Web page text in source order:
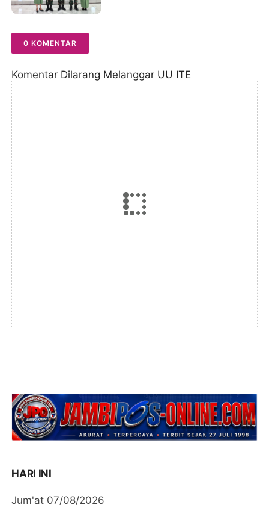
0 KOMENTAR
Komentar Dilarang Melanggar UU ITE
HARI INI
Jum'at 07/08/2026